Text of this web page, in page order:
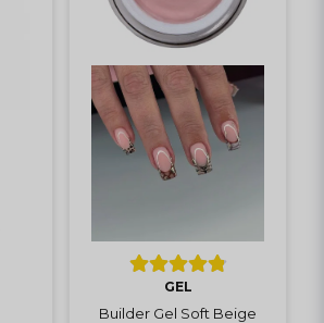
GEL
Builder Gel Soft Beige